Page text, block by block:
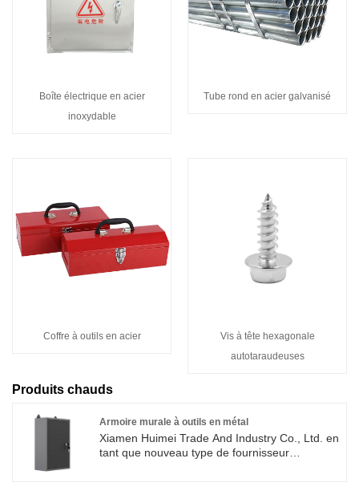
Boîte électrique en acier
inoxydable
Tube rond en acier galvanisé
Coffre à outils en acier
Vis à tête hexagonale
autotaraudeuses
Produits chauds
Armoire murale à outils en métal
Xiamen Huimei Trade And Industry Co., Ltd. en
tant que nouveau type de fournisseur